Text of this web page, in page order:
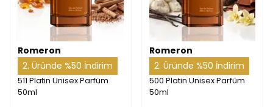
Romeron
2. Üründe %50 İndirim
511 Platin Unisex Parfüm
50ml
Romeron
2. Üründe %50 İndirim
500 Platin Unisex Parfüm
50ml